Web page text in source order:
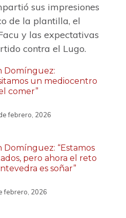
sus impresiones
de la plantilla, el
y las expectativas
contra el Lugo.
Domínguez:
un mediocentro
comer”
febrero, 2026
Domínguez: “Estamos
pero ahora el reto
es soñar”
febrero, 2026